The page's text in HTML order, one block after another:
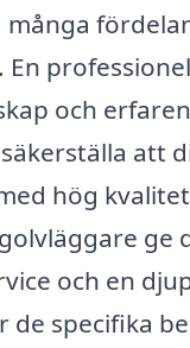
många
och
att
hög
ge
och en
de specifika